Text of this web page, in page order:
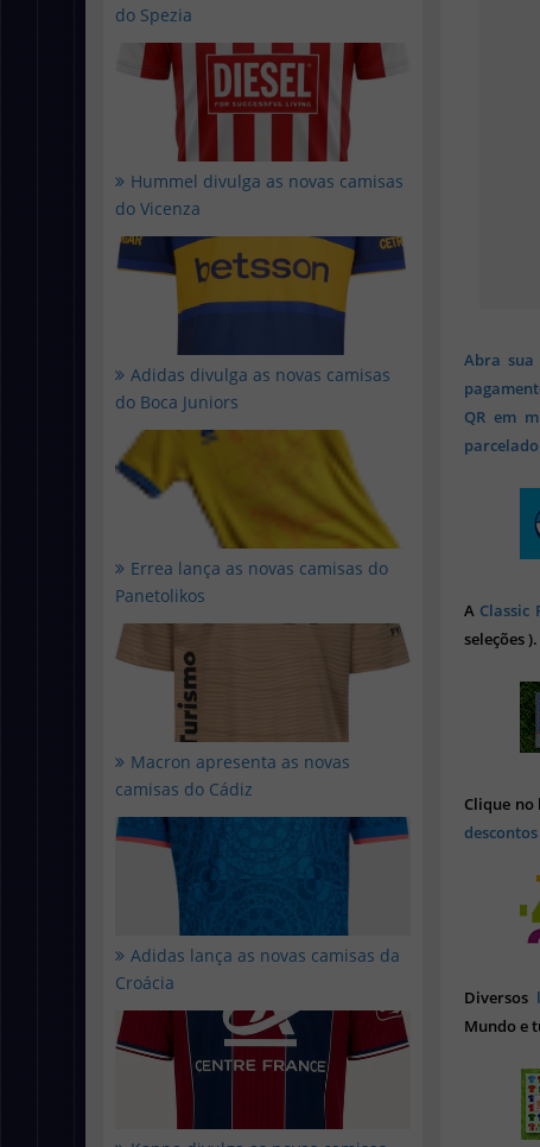
do Spezia
Hummel divulga as novas camisas
do Vicenza
Adidas divulga as novas camisas
do Boca Juniors
Errea lança as novas camisas do
Panetolikos
Macron apresenta as novas
camisas do Cádiz
Adidas lança as novas camisas da
Croácia
Abra sua
QR em
A Classic
seleções
Clique
descontos
Diversos
Mundo e